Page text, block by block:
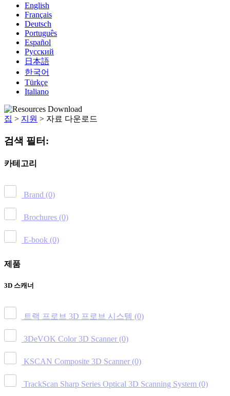
English
Français
Deutsch
Português
Español
Русский
日本語
한국어
Türkçe
Italiano
집 > 지원 > 자료 다운로드
검색 필터:
카테고리
Brand (0)
Brochures (0)
E-book (0)
제품
3D 스캐너
트랙 프로브 3D 프로브 시스템 (0)
3DeVOK Color 3D Scanner (0)
KSCAN Composite 3D Scanner (0)
TrackScan Sharp Series Optical 3D Scanning System (0)